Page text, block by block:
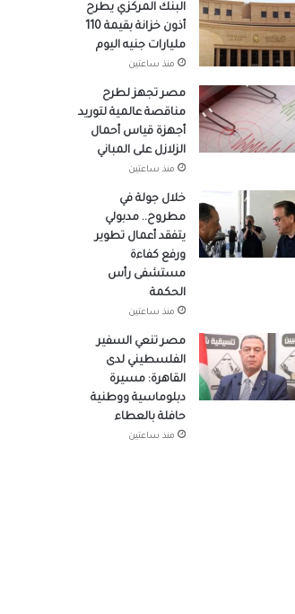
البنك المركزي يطرح
أذون خزانة بقيمة 110
مليارات جنيه اليوم
منذ ساعتين
مصر تجهز لطرح
مناقصة عالمية لتوريد
أجهزة قياس أحمال
الزلازل على المباني
منذ ساعتين
خلال جولة في
مطروح.. مدبولي
يتفقد أعمال تطوير
ورفع كفاءة
مستشفى رأس
الحكمة
منذ ساعتين
مصر تنعي السفير
الفلسطيني لدى
القاهرة: مسيرة
دبلوماسية ووطنية
حافلة بالعطاء
منذ ساعتين